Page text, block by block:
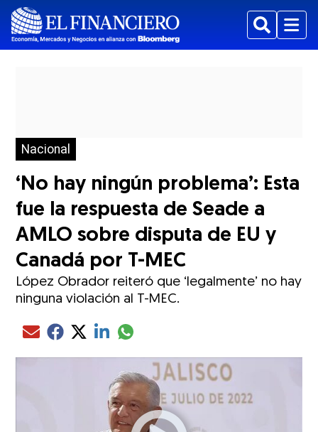
BuscarMenu
Nacional
‘No hay ningún problema’: Esta
fue la respuesta de Seade a
AMLO sobre disputa de EU y
Canadá por T-MEC
López Obrador reiteró que ‘legalmente’ no hay
ninguna violación al T-MEC.
Compartir el artículo actual mediante Email
Compartir el artículo actual mediante Facebook
Compartir el artículo actual mediante Twitter
Compartir el artículo actual mediante LinkedIn
Compartir el artículo actual mediante